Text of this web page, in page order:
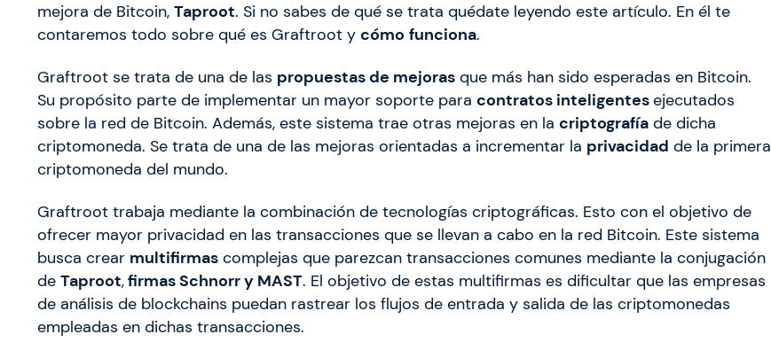
mejora de Bitcoin, Taproot. Si no sabes de qué se trata quédate leyendo este artículo. En él te
contaremos todo sobre qué es Graftroot y cómo funciona.
Graftroot se trata de una de las propuestas de mejoras que más han sido esperadas en Bitcoin.
Su propósito parte de implementar un mayor soporte para contratos inteligentesejecutados
sobre la red de Bitcoin. Además, este sistema trae otras mejoras en la criptografía de dicha
criptomoneda. Se trata de una de las mejoras orientadas a incrementar la privacidad de la primera
criptomoneda del mundo.
Graftroot trabaja mediante la combinación de tecnologías criptográficas. Esto con el objetivo de
ofrecer mayor privacidad en las transacciones que se llevan a cabo en la red Bitcoin. Este sistema
busca crear multifirmas complejas que parezcan transacciones comunes mediante la conjugación
de Taproot,firmas Schnorr y MAST. El objetivo de estas multifirmas es dificultar que las empresas
de análisis de blockchains puedan rastrear los flujos de entrada y salida de las criptomonedas
empleadas en dichas transacciones.